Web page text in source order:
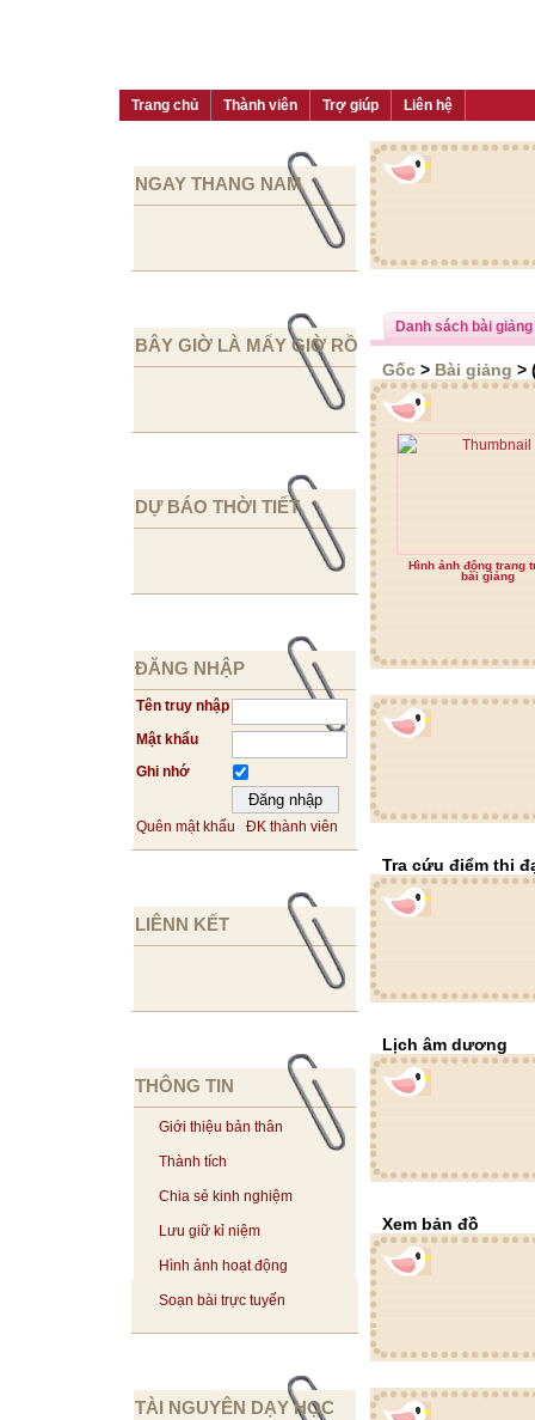
Trang chủ Thành viên Trợ giúp Liên hệ
NGAY THANG NAM
BÂY GIỜ LÀ MẤY GIỜ RỒI
DỰ BÁO THỜI TIẾT
ĐĂNG NHẬP
Tên truy nhập
Mật khẩu
Ghi nhớ
Quên mật khẩu ĐK thành viên
LIÊNN KẾT
THÔNG TIN
Giới thiệu bản thân
Thành tích
Chia sẻ kinh nghiệm
Lưu giữ kỉ niệm
Hình ảnh hoạt động
Soạn bài trực tuyến
TÀI NGUYÊN DẠY HỌC
Danh sách bài
Gốc > Bài giảng >
Hình ảnh động trang
bài giảng
Tra cứu điểm thi
Lịch âm dương
Xem bản đồ